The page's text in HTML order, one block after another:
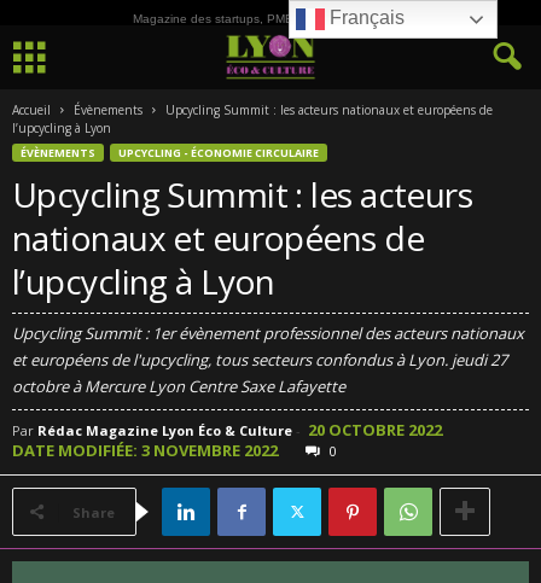
Magazine des startups, PME, ETI et de la Culture
Accueil Évènements
Upcycling Summit : les acteurs nationaux et européens de
l’upcycling à Lyon
ÉVÈNEMENTS UPCYCLING - ÉCONOMIE CIRCULAIRE
Upcycling Summit : les acteurs
nationaux et européens de
l’upcycling à Lyon
Upcycling Summit : 1er évènement professionnel des acteurs nationaux
et européens de l'upcycling, tous secteurs confondus à Lyon. jeudi 27
octobre à Mercure Lyon Centre Saxe Lafayette
Par Rédac Magazine Lyon Éco & Culture - 20 OCTOBRE 2022
DATE MODIFIÉE: 3 NOVEMBRE 2022
0
Share
Français